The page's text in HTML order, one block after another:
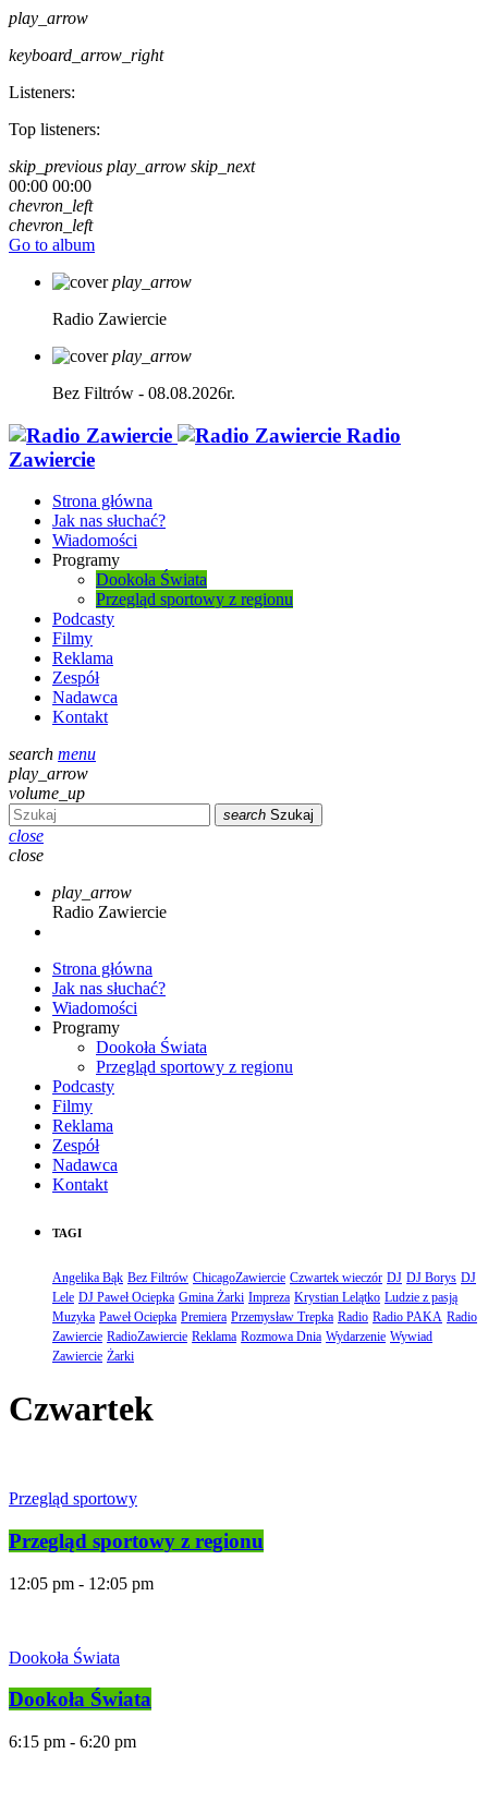
play_arrow
keyboard_arrow_right
Listeners:
Top listeners:
skip_previous play_arrow skip_next
00:00 00:00
chevron_left
chevron_left
Go to album
play_arrow
Radio Zawiercie
play_arrow
Bez Filtrów - 08.08.2026r.
Radio
Zawiercie
Strona główna
Jak nas słuchać?
Wiadomości
Programy
Dookoła Świata
Przegląd sportowy z regionu
Podcasty
Filmy
Reklama
Zespół
Nadawca
Kontakt
search menu
play_arrow
volume_up
search Szukaj
close
close
play_arrow
Radio Zawiercie
Strona główna
Jak nas słuchać?
Wiadomości
Programy
Dookoła Świata
Przegląd sportowy z regionu
Podcasty
Filmy
Reklama
Zespół
Nadawca
Kontakt
TAGI
Angelika Bąk Bez Filtrów ChicagoZawiercie Czwartek wieczór DJ DJ Borys DJ
Lele DJ Paweł Ociepka Gmina Żarki Impreza Krystian Lelątko Ludzie z pasją
Muzyka Paweł Ociepka Premiera Przemysław Trepka Radio Radio PAKA Radio
Zawiercie RadioZawiercie Reklama Rozmowa Dnia Wydarzenie Wywiad
Zawiercie Żarki
Czwartek
Przegląd sportowy
Przegląd sportowy z regionu
12:05 pm - 12:05 pm
Dookoła Świata
Dookoła Świata
6:15 pm - 6:20 pm